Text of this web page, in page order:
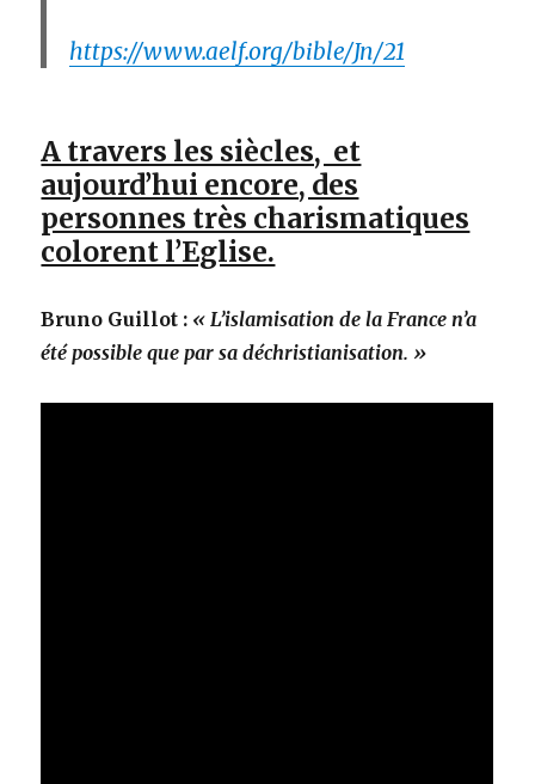
https://www.aelf.org/bible/Jn/21
A travers les siècles, et
aujourd’hui encore, des
personnes très charismatiques
colorent l’Eglise.
Bruno Guillot : « L’islamisation de la France n’a
été possible que par sa déchristianisation. »